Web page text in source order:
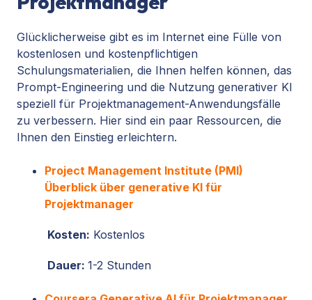
Glücklicherweise gibt es im Internet eine Fülle von
kostenlosen und kostenpflichtigen
Schulungsmaterialien, die Ihnen helfen können, das
Prompt-Engineering und die Nutzung generativer KI
speziell für Projektmanagement-Anwendungsfälle
zu verbessern. Hier sind ein paar Ressourcen, die
Ihnen den Einstieg erleichtern.
Project Management Institute (PMI)
Überblick über generative KI für
Projektmanager
Kosten: Kostenlos
Dauer: 1-2 Stunden